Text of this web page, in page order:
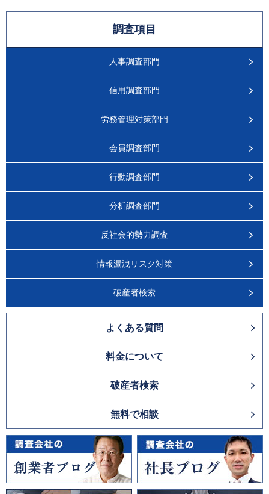
調査項目
人事調査部門
信用調査部門
労務管理対策部門
会員調査部門
行動調査部門
分析調査部門
反社会的勢力調査
情報漏洩リスク対策
破産者検索
よくある質問
料金について
破産者検索
無料で相談